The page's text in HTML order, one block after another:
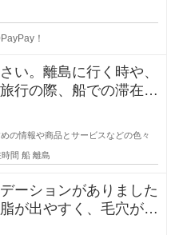
！
い。離島に行く時や、
行の際、船での滞在時
小さい
の情報や商品とサービスなどの色々
間 船 離島
ーションがありました
が出やすく、毛穴が目
ちごバナ